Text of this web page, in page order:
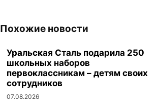
Похожие новости
Уральская Сталь подарила 250
школьных наборов
первоклассникам – детям своих
сотрудников
07.08.2026